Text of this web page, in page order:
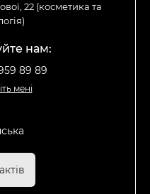
22 (косметика та
нам:
89 89
мені